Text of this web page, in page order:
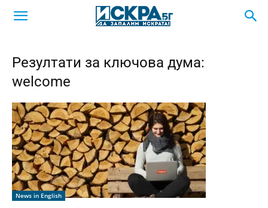
Резултати за ключова дума:
welcome
News in English